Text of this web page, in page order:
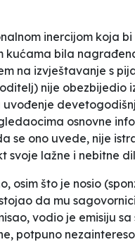
inercijom koja
kućama bila
na izvještavanje s
nije obezbijedio
uvođenje
osnovne
se ono uvede, nije
svoje lažne i nebitne
osim što je nosio
da mu
vodio je emisiju sa
potpuno